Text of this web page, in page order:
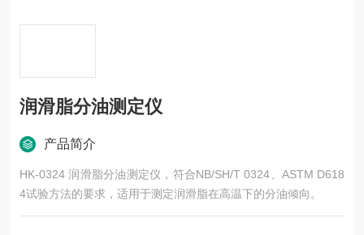
润滑脂分油测定仪
产品简介
HK-0324 润滑脂分油测定仪，符合NB/SH/T 0324、ASTM D618
4试验方法的要求，适用于测定润滑脂在高温下的分油倾向。